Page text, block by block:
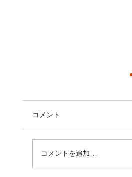
コメント
コメントを追加…